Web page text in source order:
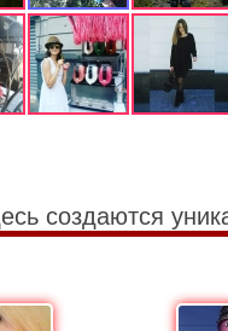
создаются